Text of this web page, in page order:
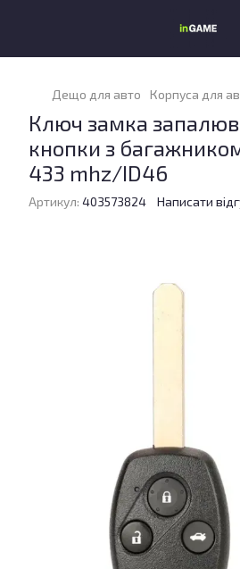
Дещо для авто Корпуса для
Ключ замка
кнопки з
433 mhz/ID46
Артикул: 403573824 Написати